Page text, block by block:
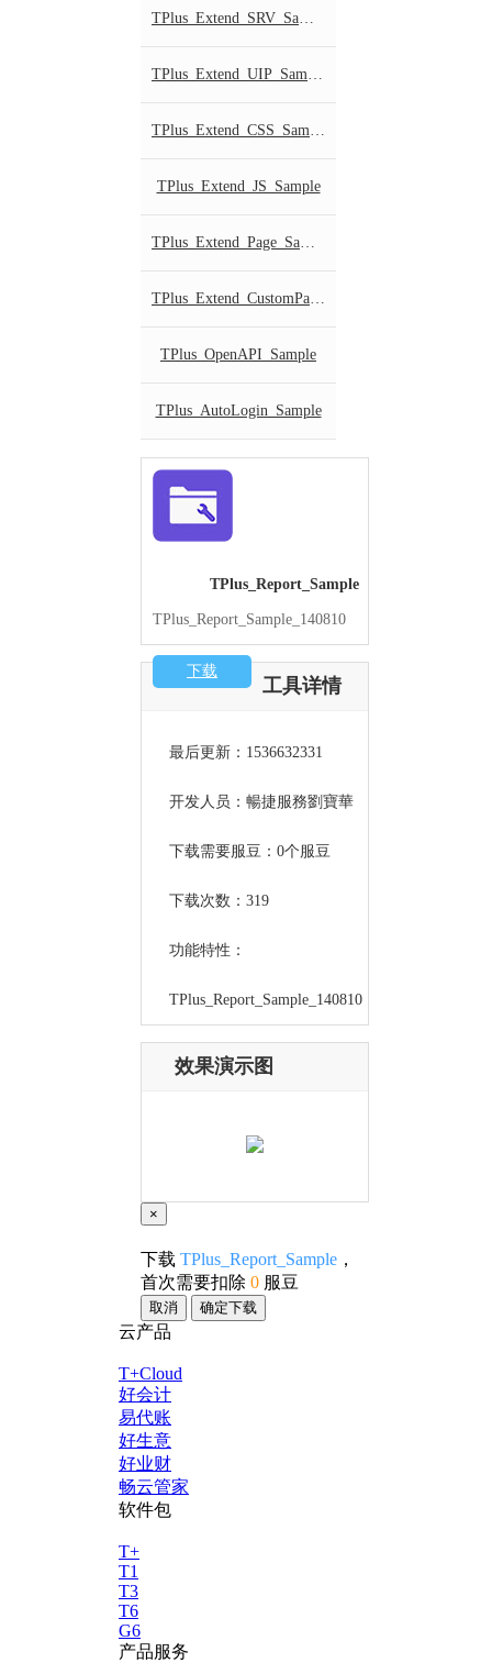
TPlus_Extend_JS_Sample
TPlus_OpenAPI_Sample
TPlus_AutoLogin_Sample
TPlus_Report_Sample
TPlus_Report_Sample_140810
下载
工具详情
最后更新：1536632331
开发人员：暢捷服務劉寶華
下载需要服豆：0个服豆
下载次数：319
功能特性：
TPlus_Report_Sample_140810
效果演示图
×
下载 TPlus_Report_Sample ，
首次需要扣除 0 服豆
取消 确定下载
云产品
T+Cloud
好会计
易代账
好生意
好业财
畅云管家
软件包
T+
T1
T3
T6
G6
产品服务